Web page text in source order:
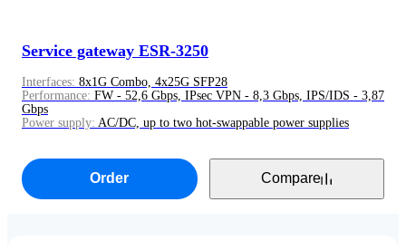
Service gateway ESR-3250
Interfaces: 8x1G Combo, 4x25G SFP28
Performance: FW - 52,6 Gbps, IPsec VPN - 8,3 Gbps, IPS/IDS - 3,87
Gbps
Power supply: AC/DC, up to two hot-swappable power supplies
Order Compare